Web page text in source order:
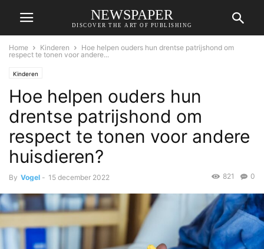
NEWSPAPER
DISCOVER THE ART OF PUBLISHING
Home Kinderen
Hoe helpen ouders hun drentse patrijshond om
respect te tonen voor andere...
Kinderen
Hoe helpen ouders hun
drentse patrijshond om
respect te tonen voor andere
huisdieren?
By Vogel - 15 december 2022 0
821